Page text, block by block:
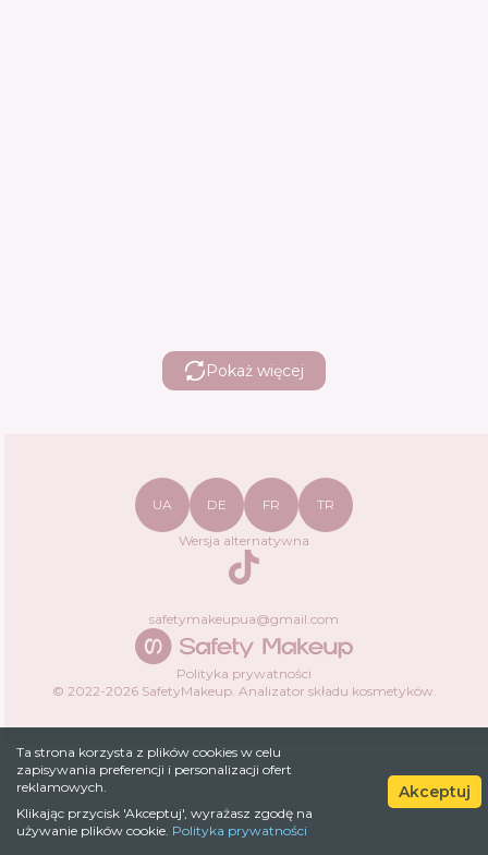
Ta strona korzysta z plików cookies w celu
zapisywania preferencji i personalizacji ofert
reklamowych.
Klikając przycisk 'Akceptuj', wyrażasz zgodę na
używanie plików cookie. Polityka prywatności
Akceptuj
Pokaż więcej
Polityka prywatności
© 2022-2026SafetyMakeup. Analizator składu kosmetyków.
UA DE FR TR
Wersja alternatywna
TikTok
safetymakeupua@gmail.com